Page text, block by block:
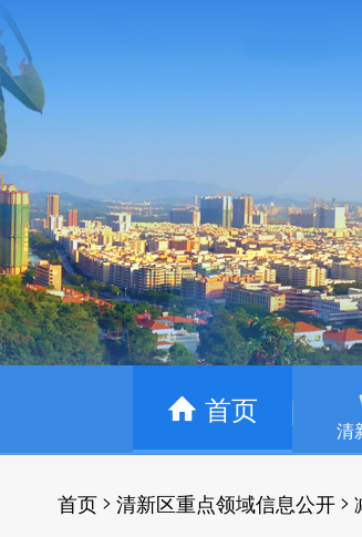
首页
清
首页 > 清新区重点领域信息公开 >